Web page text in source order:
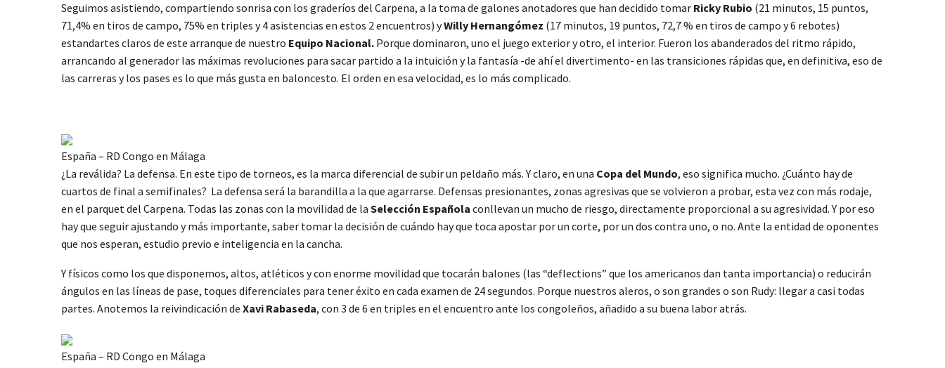
Seguimos asistiendo, compartiendo sonrisa con los graderíos del Carpena, a la toma de galones anotadores que han decidido tomar Ricky Rubio (21 minutos, 15 puntos,
71,4% en tiros de campo, 75% en triples y 4 asistencias en estos 2 encuentros) yWilly Hernangómez (17 minutos, 19 puntos, 72,7 % en tiros de campo y 6 rebotes)
estandartes claros de este arranque de nuestro Equipo Nacional. Porque dominaron, uno el juego exterior y otro, el interior. Fueron los abanderados del ritmo rápido,
arrancando al generador las máximas revoluciones para sacar partido a la intuición y la fantasía -de ahí el divertimento- en las transiciones rápidas que, en definitiva, eso de
las carreras y los pases es lo que más gusta en baloncesto. El orden en esa velocidad, es lo más complicado.
España – RD Congo en Málaga
¿La reválida? La defensa. En este tipo de torneos, es la marca diferencial de subir un peldaño más. Y claro, en una Copa del Mundo, eso significa mucho. ¿Cuánto hay de
cuartos de final a semifinales? La defensa será la barandilla a la que agarrarse. Defensas presionantes, zonas agresivas que se volvieron a probar, esta vez con más rodaje,
en el parquet del Carpena. Todas las zonas con la movilidad de la Selección Española conllevan un mucho de riesgo, directamente proporcional a su agresividad. Y por eso
hay que seguir ajustando y más importante, saber tomar la decisión de cuándo hay que toca apostar por un corte, por un dos contra uno, o no. Ante la entidad de oponentes
que nos esperan, estudio previo e inteligencia en la cancha.
Y físicos como los que disponemos, altos, atléticos y con enorme movilidad que tocarán balones (las “deflections” que los americanos dan tanta importancia) o reducirán
ángulos en las líneas de pase, toques diferenciales para tener éxito en cada examen de 24 segundos. Porque nuestros aleros, o son grandes o son Rudy: llegar a casi todas
partes. Anotemos la reivindicación de Xavi Rabaseda, con 3 de 6 en triples en el encuentro ante los congoleños, añadido a su buena labor atrás.
España – RD Congo en Málaga